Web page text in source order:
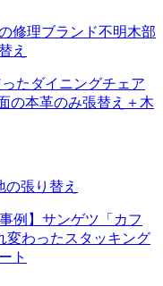
修理ブランド不明木部
え
たダイニングチェア
の本革のみ張替え＋木
の張り替え
例】サンゲツ「カフ
変わったスタッキング
ト